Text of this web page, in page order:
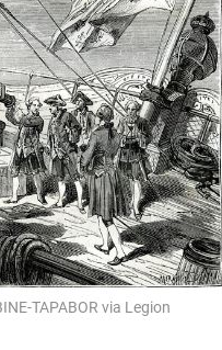
TAPABOR via Legion